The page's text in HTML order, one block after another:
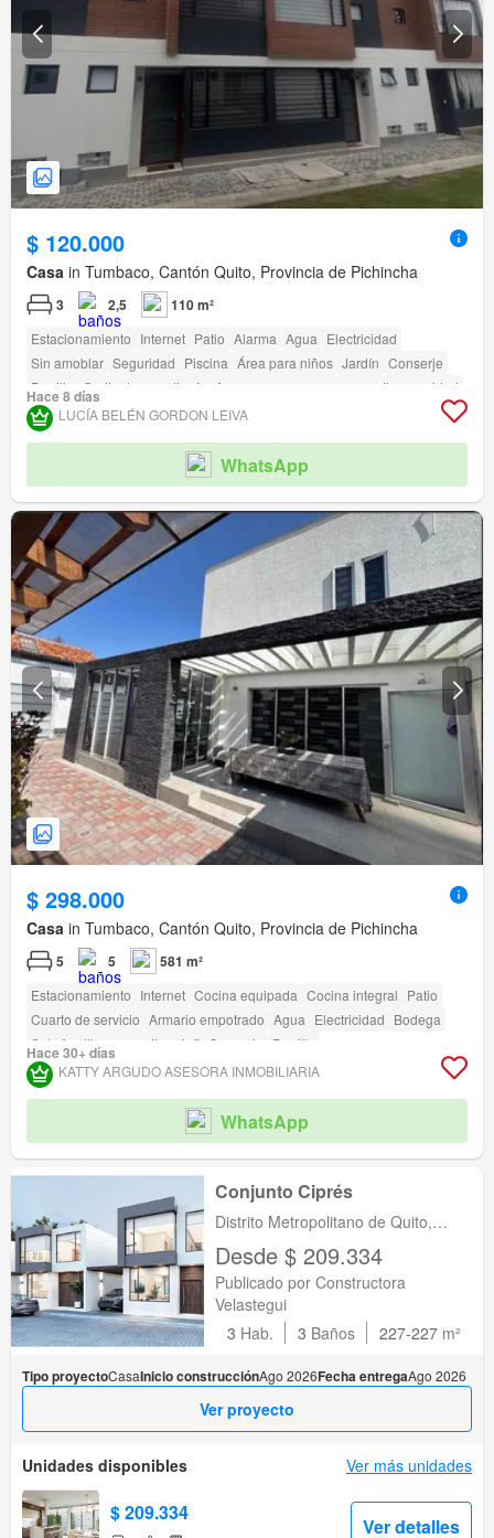
$ 120.000
Casa in Tumbaco, Cantón Quito, Provincia de Pichincha
3 2,5 110 m²
Estacionamiento Internet Patio Alarma Agua Electricidad
Sin amoblar Seguridad Piscina Área para niños Jardín Conserje
Parrilla
Garita de guardianía Acceso para personas con discapacidad
Hace 8 días
LUCÍA BELÉN GORDON LEIVA
WhatsApp
$ 298.000
Casa in Tumbaco, Cantón Quito, Provincia de Pichincha
5 5 581 m²
Estacionamiento Internet Cocina equipada Cocina integral Patio
Cuarto de servicio Armario empotrado Agua Electricidad Bodega
Solo familias
amenity_wi_fi Conserje Parrilla
Hace 30+ días
KATTY ARGUDO ASESORA INMOBILIARIA
WhatsApp
Conjunto Ciprés
Distrito Metropolitano de Quito,
Tumbaco, Pichincha
Desde $ 209.334
Publicado por Constructora
Velastegui
3 Hab. 3 Baños 227-227 m²
Tipo proyectoCasaInicio construcciónAgo 2026Fecha entregaAgo 2026
Ver proyecto
Unidades disponibles Ver más unidades
$ 209.334
Ver detalles